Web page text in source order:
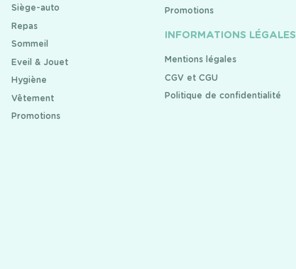
Siège-auto
Repas
Sommeil
Eveil & Jouet
Hygiène
Vêtement
Promotions
Promotions
INFORMATIONS LÉGALES
Mentions légales
CGV et CGU
Politique de confidentialité